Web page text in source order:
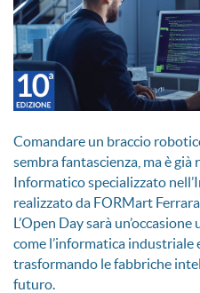
Comandare un braccio
sembra fantascienza, ma è già
Informatico specializzato
realizzato da FORMart
L’Open Day sarà
come l’informatica industriale
trasformando le fabbriche
futuro.